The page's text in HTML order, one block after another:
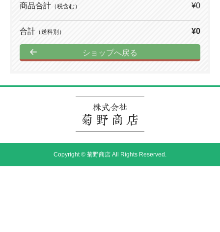
商品合計 （税含む） ¥0
合計 （送料別） ¥0
ショップへ戻る
Copyright © 菊野商店 All Rights Reserved.